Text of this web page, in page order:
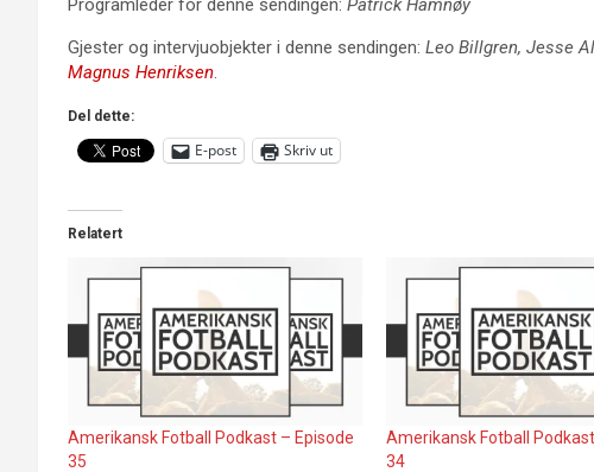
Gjester og intervjuobjekter i denne sendingen: Leo Billgren, Jesse
Magnus Henriksen
Del dette:
E-post Skriv ut
Relatert
Amerikansk Fotball Podkast – Episode
35
Amerikansk Fotball
34